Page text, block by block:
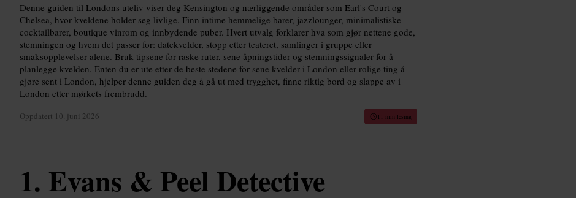
Denne guiden til Londons uteliv viser deg Kensington og nærliggende områder som Earl's Court og
Chelsea, hvor kveldene holder seg livlige. Finn intime hemmelige barer, jazzlounger, minimalistiske
cocktailbarer, boutique vinrom og innbydende puber. Hvert utvalg forklarer hva som gjør nettene gode,
stemningen og hvem det passer for: datekvelder, stopp etter teateret, samlinger i gruppe eller
smaksopplevelser alene. Bruk tipsene for raske ruter, sene åpningstider og stemningssignaler for å
planlegge kvelden. Enten du er ute etter de beste stedene for sene kvelder i London eller rolige ting å
gjøre sent i London, hjelper denne guiden deg å gå ut med trygghet, finne riktig bord og slappe av i
London etter mørkets frembrudd.
Oppdatert 10. juni 2026 11 min lesing
Evans & Peel Detective